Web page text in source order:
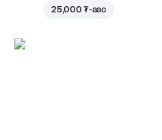
25,000 ₮-аас